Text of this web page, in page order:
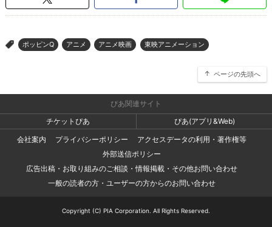
> ポッピンQ アニメ アニメ映画 東映アニメーション
ページの先頭へ
ぴあ関連サイト
チケットぴあ
ぴあ(アプリ&Web)
会社案内
プライバシーポリシー
アクセスデータの利用・著作権等
外部送信ポリシー
広告出稿・お取り組みのご相談・情報掲載・その他お問い合わせ
一般の読者の方・ユーザーの方からのお問い合わせ
Copyright (C) PIA Corporation. All Rights Reserved.